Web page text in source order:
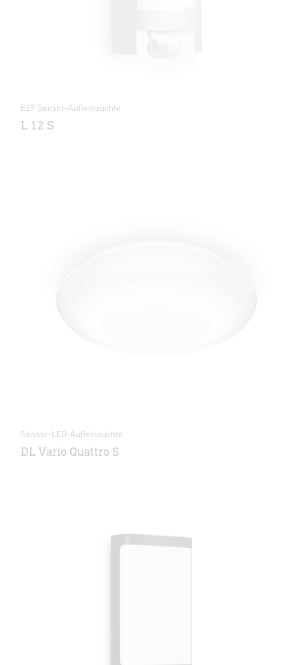
E27 Sensor-Außenleuchte
L 12 S
Sensor-LED-Außenleuchte
DL Vario Quattro S